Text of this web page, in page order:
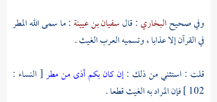
وفي صحيحالبخاري : قالسفيان بن عيينة : ما سمى الله المطر
في القرآن إلا عذابا ، وتسميه العرب الغيث .
قلت : استثني من ذلك :إن كان بكم أذى من مطر[ النساء :
102 ] فإن المراد به الغيث قطعا .